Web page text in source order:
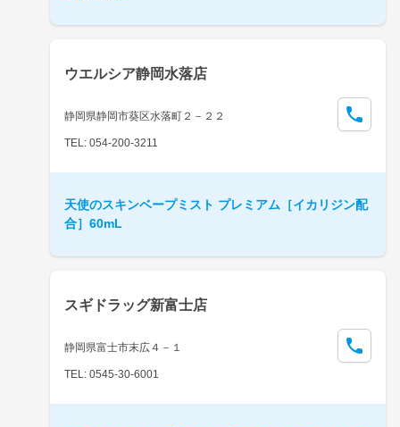
ウエルシア静岡水落店
静岡県静岡市葵区水落町２－２２
TEL: 054-200-3211
天使のスキンベープミスト プレミアム［イカリジン配
合］60mL
スギドラッグ新富士店
静岡県富士市末広４－１
TEL: 0545-30-6001